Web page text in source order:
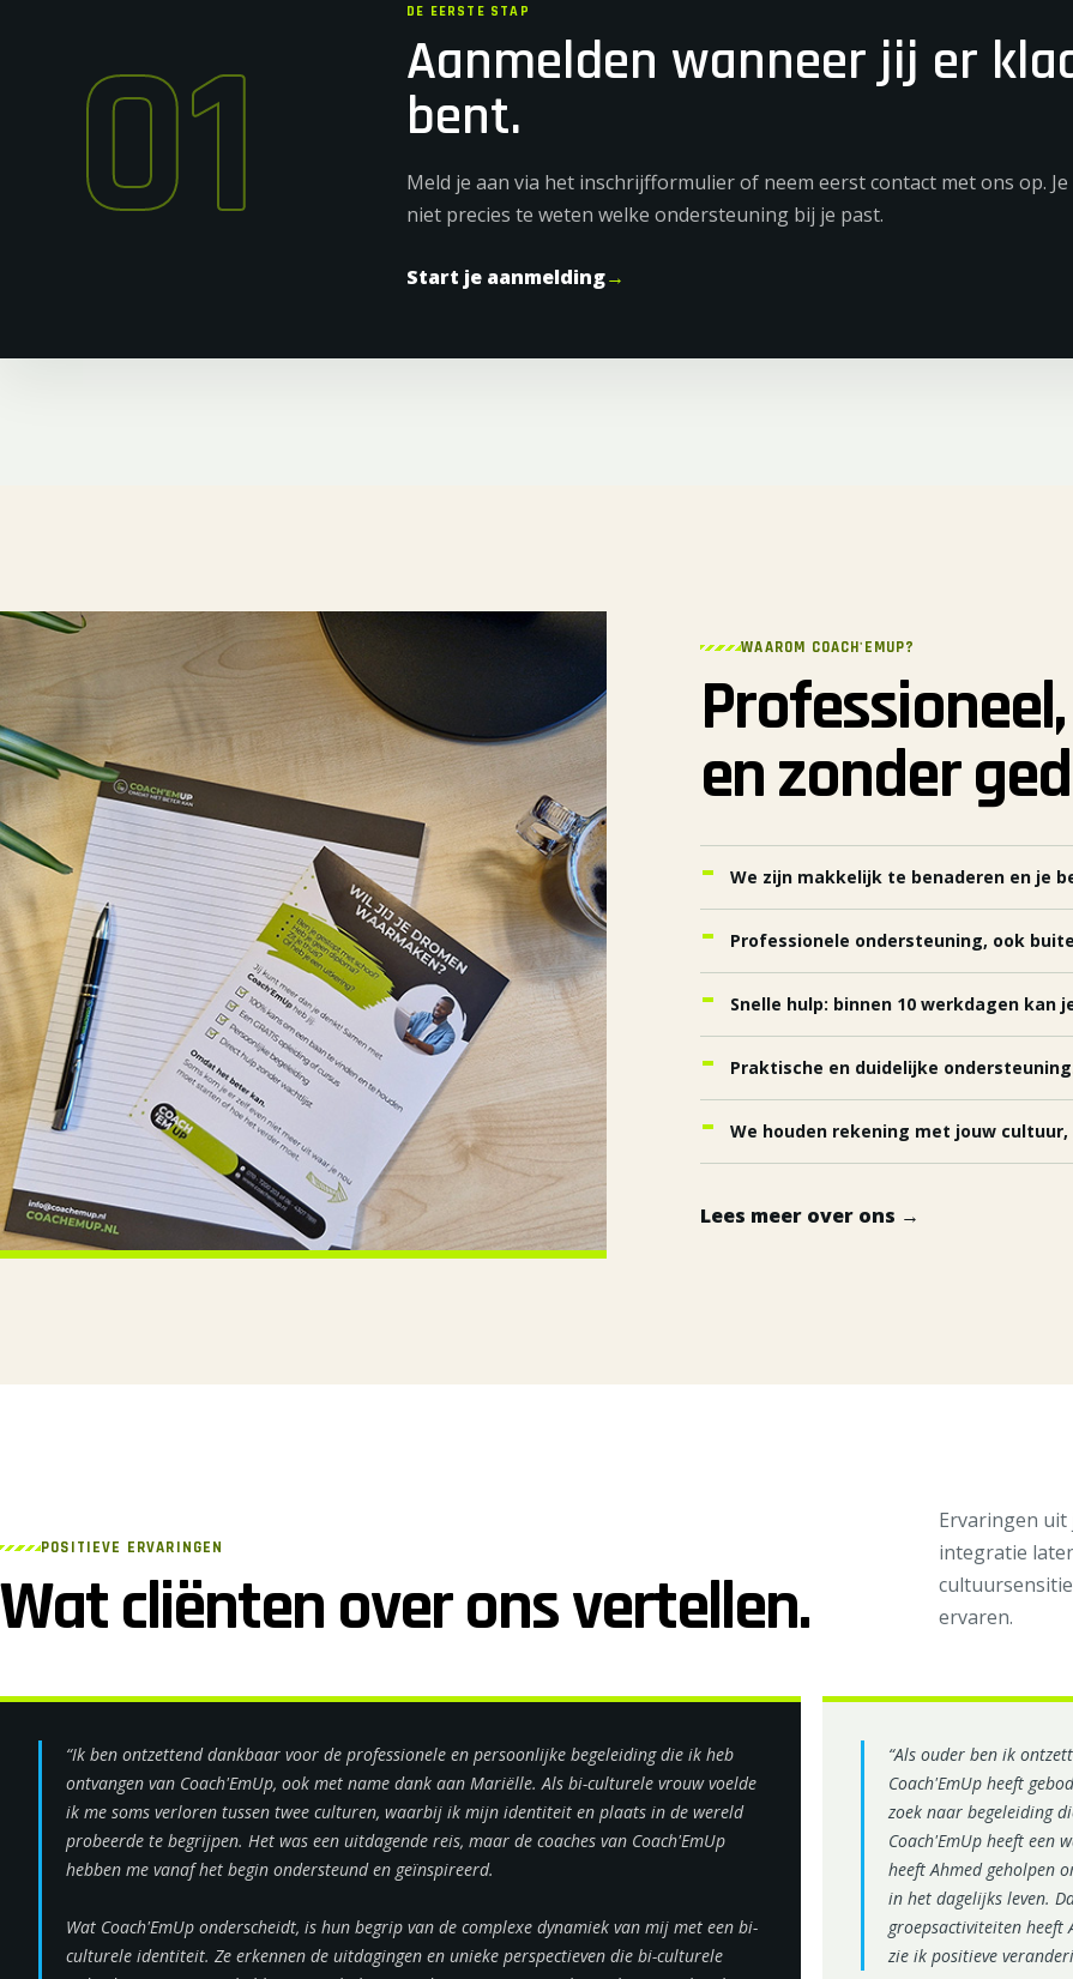
01
DE EERSTE STAP
Aanmelden wanneer jij er
bent.
Meld je aan via het inschrijfformulier of neem eerst contact met ons op.
niet precies te weten welke ondersteuning bij je past.
Start je aanmelding→
WAAROM COACH'EMUP?
en zonder
We zijn makkelijk te benaderen en je
Professionele ondersteuning, ook
Snelle hulp: binnen 10 werkdagen kan
Praktische en duidelijke
We houden rekening met jouw
Lees meer over ons →
POSITIEVE ERVARINGEN
Wat cliënten over ons vertellen.
Ervaringen
integratie
ervaren.
“Ik ben ontzettend dankbaar voor de professionele en persoonlijke begeleiding die ik heb
ontvangen van Coach'EmUp, ook met name dank aan Mariëlle. Als bi-culturele vrouw voelde
ik me soms verloren tussen twee culturen, waarbij ik mijn identiteit en plaats in de wereld
probeerde te begrijpen. Het was een uitdagende reis, maar de coaches van Coach'EmUp
hebben me vanaf het begin ondersteund en geïnspireerd.
Wat Coach'EmUp onderscheidt, is hun begrip van de complexe dynamiek van mij met een bi-
culturele identiteit. Ze erkennen de uitdagingen en unieke perspectieven die bi-culturele
“Als ouder ben ik
Coach'EmUp heeft
zoek naar begeleiding
Coach'EmUp heeft een
heeft Ahmed geholpen
in het dagelijks leven.
groepsactiviteiten heeft
zie ik positieve